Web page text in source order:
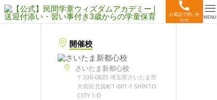
お電話で問い合
わせ
MENU
開催校
さいたま新都心校
〒330-0835 埼玉県さいたま市
大宮区北袋町1-601-1 SHINTO
CITY 1-D